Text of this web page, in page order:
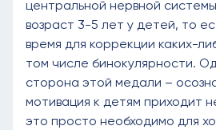
центральной нервной
возраст 3-5 лет у детей, то
время для коррекции каких-
том числе бинокулярности.
сторона этой медали –
мотивация к детям приходит
это просто необходимо для